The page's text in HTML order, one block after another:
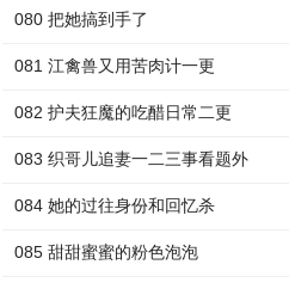
080 把她搞到手了
081 江禽兽又用苦肉计一更
082 护夫狂魔的吃醋日常二更
083 织哥儿追妻一二三事看题外
084 她的过往身份和回忆杀
085 甜甜蜜蜜的粉色泡泡